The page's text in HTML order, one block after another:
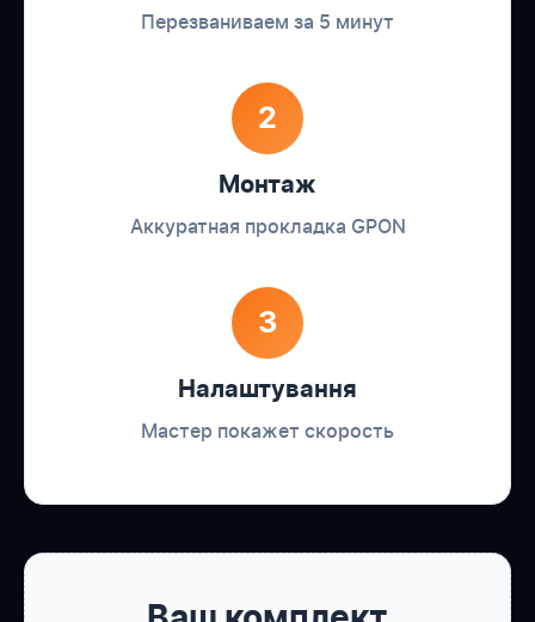
Перезваниваем за 5 минут
2
Монтаж
Аккуратная прокладка GPON
3
Налаштування
Мастер покажет скорость